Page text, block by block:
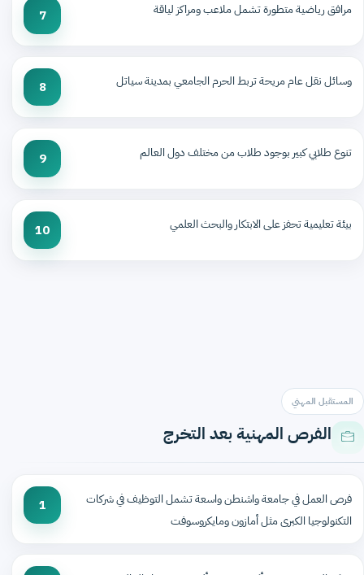
مرافق رياضية متطورة تشمل ملاعب ومراكز لياقة 7
وسائل نقل عام مريحة تربط الحرم الجامعي بمدينة سياتل 8
تنوع طلابي كبير بوجود طلاب من مختلف دول العالم 9
بيئة تعليمية تحفز على الابتكار والبحث العلمي 10
المستقبل المهني
الفرص المهنية بعد التخرج
فرص العمل في جامعة واشنطن واسعة تشمل التوظيف في شركات
التكنولوجيا الكبرى مثل أمازون ومايكروسوفت
1